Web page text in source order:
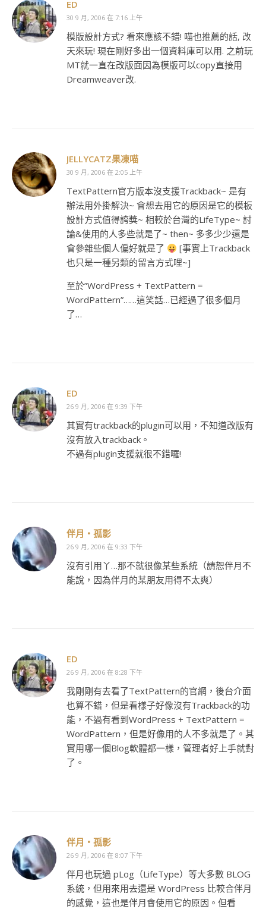
ED
30 9 月, 2006 在 7:16 上午
模版設計方式? 看來應該不錯! 喵也推薦的話, 改
天來玩! 現在剛好多出一個資料庫可以用. 之前玩
MT就一直在改版面因為模版可以copy直接用
Dreamweaver改.
JELLYCATZ果凍喵
30 9 月, 2006 在 2:05 上午
TextPattern官方版本沒支援Trackback~ 是有
辦法用外掛解決~ 會想去用它的原因是它的模板
設計方式值得誇獎~ 相較於台灣的LifeType~ 討
論&使用的人多些就是了~ then~ 多多少少還是
會參雜些個人偏好就是了
[事實上Trackback
也只是一種另類的留言方式哩~]
至於”WordPress + TextPattern =
WordPattern”……這笑話…已經過了很多個月
了…
ED
26 9 月, 2006 在 9:39 下午
其實有trackback的plugin可以用，不知道改版有
沒有放入trackback。
不過有plugin支援就很不錯囉!
伴月‧孤影
26 9 月, 2006 在 9:33 下午
沒有引用丫…那不就很像某些系統（請恕伴月不
能說，因為伴月的某朋友用得不太爽）
ED
26 9 月, 2006 在 8:28 下午
我剛剛有去看了TextPattern的官網，後台介面
也算不錯，但是看樣子好像沒有Trackback的功
能，不過有看到WordPress + TextPattern =
WordPattern，但是好像用的人不多就是了。其
實用哪一個Blog軟體都一樣，管理者好上手就對
了。
伴月‧孤影
26 9 月, 2006 在 8:07 下午
伴月也玩過 pLog（LifeType）等大多數 BLOG
系統，但用來用去還是 WordPress 比較合伴月
的感覺，這也是伴月會使用它的原因。但看